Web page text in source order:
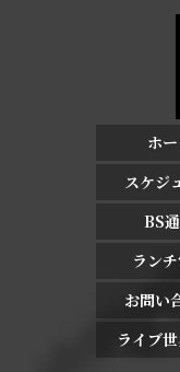
ホ
スケジ
BS
ラン
お問い
ライブ